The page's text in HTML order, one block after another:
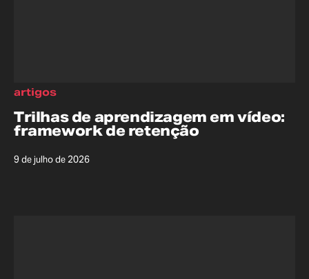
Trilhas de aprendizagem em vídeo:
framework de retenção
9 de julho de 2026
artigos